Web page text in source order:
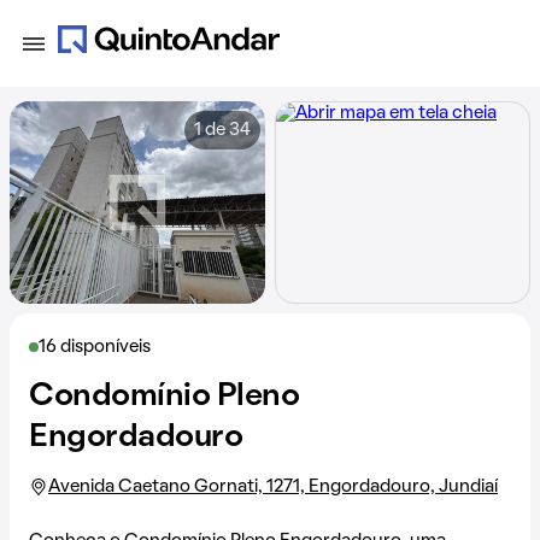
16 disponíveis
Condomínio Pleno
Engordadouro
Avenida Caetano Gornati, 1271, Engordadouro, Jundiaí
1 de 34